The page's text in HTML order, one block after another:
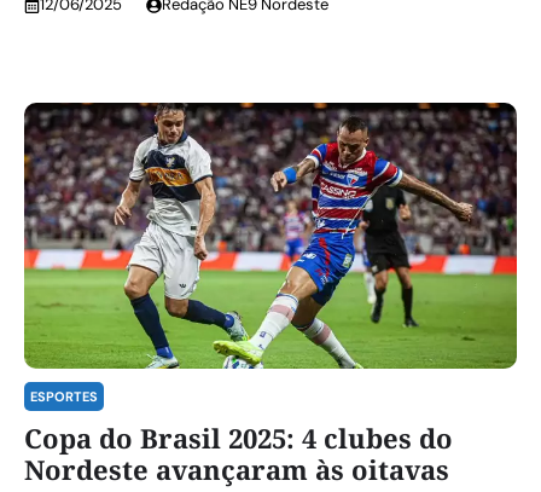
12/06/2025 Redação NE9 Nordeste
ESPORTES
Copa do Brasil 2025: 4 clubes do
Nordeste avançaram às oitavas